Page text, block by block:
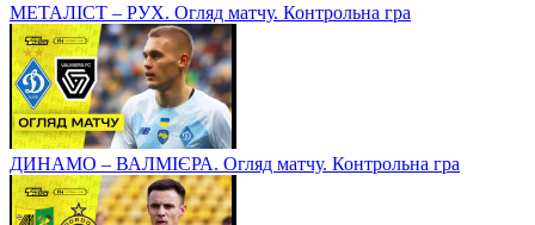
МЕТАЛІСТ – РУХ. Огляд матчу. Контрольна гра
ДИНАМО – ВАЛМІЄРА. Огляд матчу. Контрольна гра